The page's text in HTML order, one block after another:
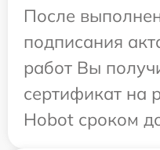
После
подписания
работ Вы
сертификат на
Hobot сроком